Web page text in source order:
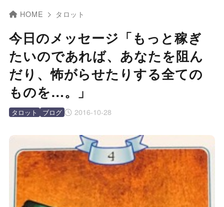
HOME タロット
今日のメッセージ「もっと稼ぎ
たいのであれば、あなたを阻ん
だり、怖がらせたりする全ての
ものを…。」
2016-10-28
タロット ブログ